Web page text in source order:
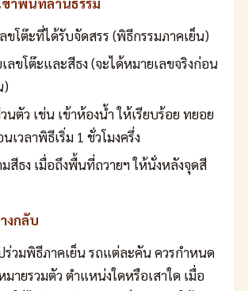
ขโต๊ะที่ได้รับจัดสรร (พิธีกรรมภาคเย็น)
ลขโต๊ะและสีธง (จะได้หมายเลขจริงก่อน
)
นตัว เช่น เข้าห้องน้ำ ให้เรียบร้อย ทยอย
เวลาพิธีเริ่ม 1 ชั่วโมงครึ่ง
สีธง เมื่อถึงพื้นที่ถวายฯ ให้นั่งหลังจุดสี
งกลับ
วมพิธีภาคเย็น รถแต่ละคัน ควรกำหนด
ายรวมตัว ตำแหน่งใดหรือเสาใด เมื่อ